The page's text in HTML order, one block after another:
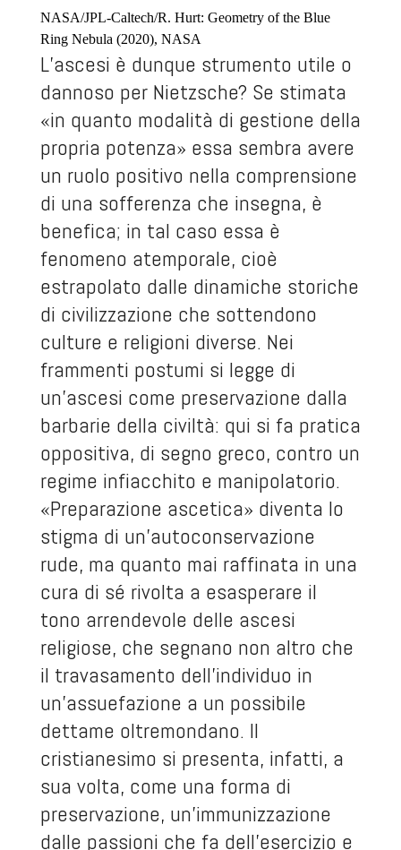
NASA/JPL-Caltech/R. Hurt: Geometry of the Blue
Ring Nebula (2020), NASA
L’ascesi è dunque strumento utile o
dannoso per Nietzsche? Se stimata
«in quanto modalità di gestione della
propria potenza» essa sembra avere
un ruolo positivo nella comprensione
di una sofferenza che insegna, è
benefica; in tal caso essa è
fenomeno atemporale, cioè
estrapolato dalle dinamiche storiche
di civilizzazione che sottendono
culture e religioni diverse. Nei
frammenti postumi si legge di
un’ascesi come preservazione dalla
barbarie della civiltà: qui si fa pratica
oppositiva, di segno greco, contro un
regime infiacchito e manipolatorio.
«Preparazione ascetica» diventa lo
stigma di un’autoconservazione
rude, ma quanto mai raffinata in una
cura di sé rivolta a esasperare il
tono arrendevole delle ascesi
religiose, che segnano non altro che
il travasamento dell’individuo in
un’assuefazione a un possibile
dettame oltremondano. Il
cristianesimo si presenta, infatti, a
sua volta, come una forma di
preservazione, un’immunizzazione
dalle passioni che fa dell’esercizio e